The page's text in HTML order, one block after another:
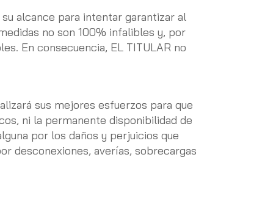
alcance para intentar garantizar al
no son 100% infalibles y, por
En consecuencia, EL TITULAR no
sus mejores esfuerzos para que
ni la permanente disponibilidad de
por los daños y perjuicios que
desconexiones, averías, sobrecargas